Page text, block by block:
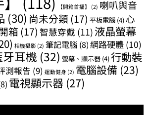
【開箱首播】 (2) 喇叭與音
(30) 尚未分類 (17) 平板電腦 (4) 心
箱 (17) 智慧穿戴 (11) 液晶螢幕
相機攝影 (2) 筆記電腦 (8)網路硬體 (10)
牙耳機 (32) 螢幕、顯示器 (4)行動裝
測報告 (9) 運動健身 (2) 電腦設備 (23)
電視顯示器 (27)